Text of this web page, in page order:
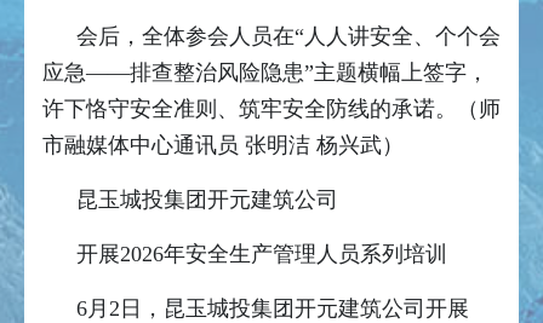
会后，全体参会人员在“人人讲安全、个个会
应急——排查整治风险隐患”主题横幅上签字，
许下恪守安全准则、筑牢安全防线的承诺。（师
市融媒体中心通讯员 张明洁 杨兴武）
昆玉城投集团开元建筑公司
开展2026年安全生产管理人员系列培训
6月2日，昆玉城投集团开元建筑公司开展